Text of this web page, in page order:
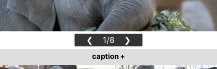
❮ 1/8 ❯
caption +